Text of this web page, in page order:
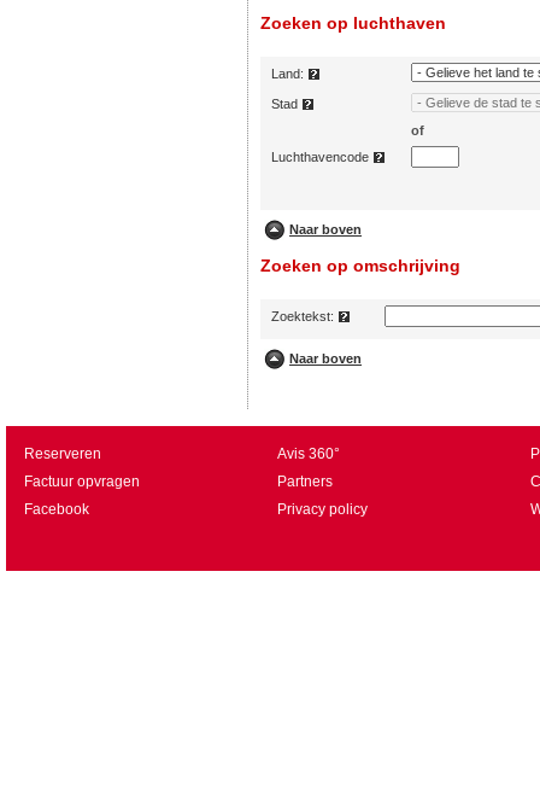
Reserveren Avis 360°
Factuur opvragen
Partners
Facebook
Privacy policy